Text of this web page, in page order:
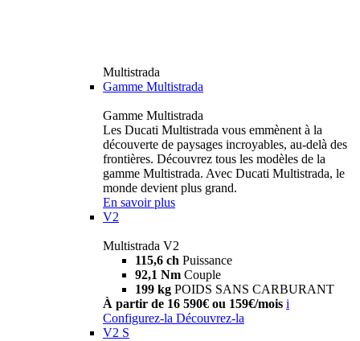
Multistrada
Gamme Multistrada
Gamme Multistrada
Les Ducati Multistrada vous emmènent à la
découverte de paysages incroyables, au-delà des
frontières. Découvrez tous les modèles de la
gamme Multistrada. Avec Ducati Multistrada, le
monde devient plus grand.
En savoir plus
V2
Multistrada V2
115,6 ch Puissance
92,1 Nm Couple
199 kg POIDS SANS CARBURANT
À partir de 16 590€ ou 159€/mois i
Configurez-la Découvrez-la
V2 S